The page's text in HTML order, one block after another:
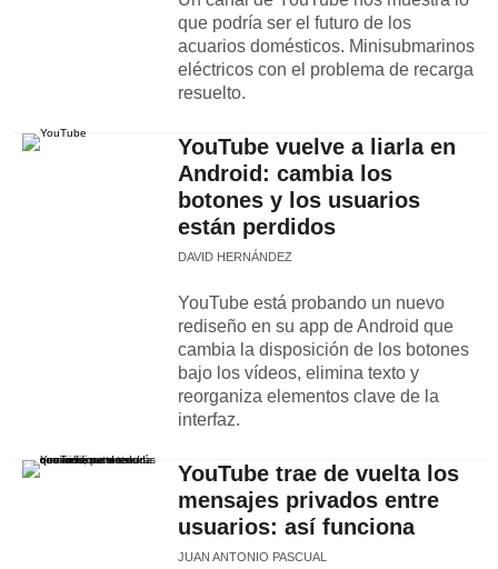
que podría ser el futuro de los
acuarios domésticos. Minisubmarinos
eléctricos con el problema de recarga
resuelto.
YouTube vuelve a liarla en
Android: cambia los
botones y los usuarios
están perdidos
DAVID HERNÁNDEZ
YouTube está probando un nuevo
rediseño en su app de Android que
cambia la disposición de los botones
bajo los vídeos, elimina texto y
reorganiza elementos clave de la
interfaz.
YouTube trae de vuelta los
mensajes privados entre
usuarios: así funciona
JUAN ANTONIO PASCUAL